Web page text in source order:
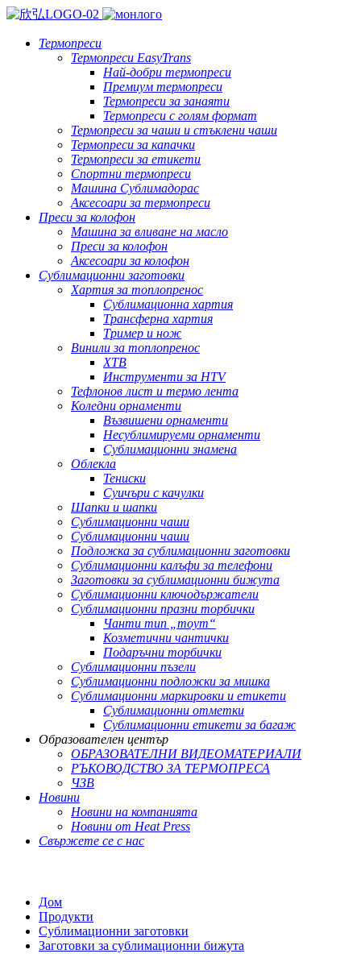
Термопреси
Термопреси EasyTrans
Най-добри термопреси
Премиум термопреси
Термопреси за занаяти
Термопреси с голям формат
Термопреси за чаши и стъклени чаши
Термопреси за капачки
Термопреси за етикети
Спортни термопреси
Машина Сублимадорас
Аксесоари за термопреси
Преси за колофон
Машина за вливане на масло
Преси за колофон
Аксесоари за колофон
Сублимационни заготовки
Хартия за топлопренос
Сублимационна хартия
Трансферна хартия
Тример и нож
Винили за топлопренос
ХТВ
Инструменти за HTV
Тефлонов лист и термо лента
Коледни орнаменти
Възвишени орнаменти
Несублимируеми орнаменти
Сублимационни знамена
Облекла
Тениски
Суичъри с качулки
Шапки и шапки
Сублимационни чаши
Сублимационни чаши
Подложка за сублимационни заготовки
Сублимационни калъфи за телефони
Заготовки за сублимационни бижута
Сублимационни ключодържатели
Сублимационни празни торбички
Чанти тип „тоут“
Козметични чантички
Подаръчни торбички
Сублимационни пъзели
Сублимационни подложки за мишка
Сублимационни маркировки и етикети
Сублимационни отметки
Сублимационни етикети за багаж
Образователен център
ОБРАЗОВАТЕЛНИ ВИДЕОМАТЕРИАЛИ
РЪКОВОДСТВО ЗА ТЕРМОПРЕСА
ЧЗВ
Новини
Новини на компанията
Новини от Heat Press
Свържете се с нас
Дом
Продукти
Сублимационни заготовки
Заготовки за сублимационни бижута